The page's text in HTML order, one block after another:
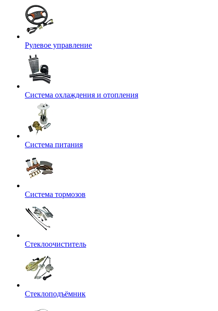
Рулевое управление
Система охлаждения и отопления
Система питания
Система тормозов
Стеклоочиститель
Стеклоподъёмник